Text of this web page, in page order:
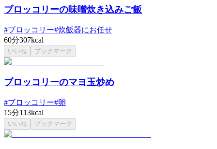
ブロッコリーの味噌炊き込みご飯
#ブロッコリー#炊飯器にお任せ
60分307kcal
いいね ブックマーク
ブロッコリーのマヨ玉炒め
#ブロッコリー#卵
15分113kcal
いいね ブックマーク